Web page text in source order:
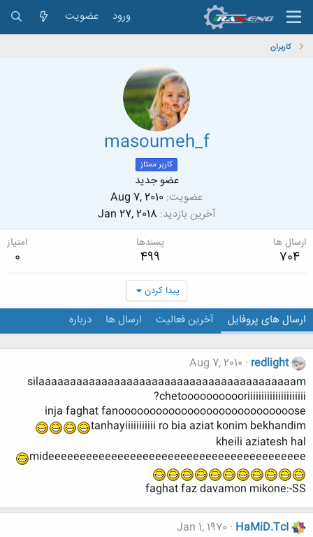
ورود عضویت
کاربران
masoumeh_f
کاربر ممتاز
عضو جدید
عضویت Aug 7, 2010
آخرین بازدید Jan 27, 2018
ارسال ها
704
پسندها
499
امتیاز
0
پیدا کردن
ارسال های پروفایل آخرین فعالیت ارسال ها درباره
redlight
Aug 7, 2010
silaaaaaaaaaaaaaaaaaaaaaaaaaaaaaaaaaaaaaaaaam
chetooooooooooriiiiiiiiiiiiiiiiiiiii?
inja faghat fanoooooooooooooooooooooooooooose
tanhayiiiiiiiiiii ro bia aziat konim bekhandim
kheili aziatesh hal
mideeeeeeeeeeeeeeeeeeeeeeeeeeeeeeeeeeeeeeeee
faghat faz davamon mikone:-SS
HaMiD.TcI
Jan 1, 1970